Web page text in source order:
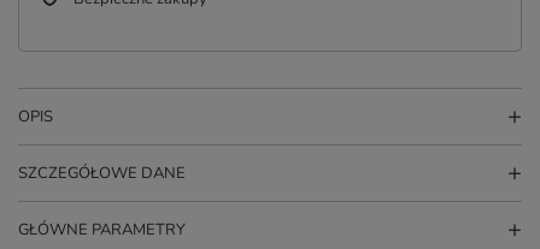
OPIS
SZCZEGÓŁOWE DANE
GŁÓWNE PARAMETRY